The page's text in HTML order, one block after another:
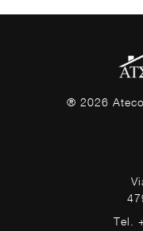
® 2026
Tel.